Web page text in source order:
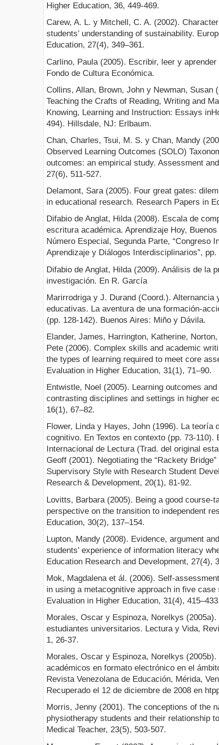
Higher Education, 36, 449-469.
Carew, A. L. y Mitchell, C. A. (2002).
students’ understanding of sustainability.
Education, 27(4), 349–361.
Carlino, Paula (2005). Escribir, leer y
Fondo de Cultura Económica.
Collins, Allan, Brown, John y Newman, Susan
Teaching the Crafts of Reading, Writing and
Knowing, Learning and Instruction: Essays
494). Hillsdale, NJ: Erlbaum.
Chan, Charles, Tsui, M. S. y Chan, Mandy
Observed Learning Outcomes (SOLO)
outcomes: an empirical study. Assessment
27(6), 511-527.
Delamont, Sara (2005). Four great gates:
in educational research. Research Papers in
Difabio de Anglat, Hilda (2008). Escala de
escritura académica. Aprendizaje Hoy,
Número Especial, Segunda Parte, “Congreso
Aprendizaje y Diálogos Interdisciplinarios”, pp.
Difabio de Anglat, Hilda (2009). Análisis de la
investigación. En R. García
Marirrodriga y J. Durand (Coord.).
educativas. La aventura de una formación-
(pp. 128-142). Buenos Aires: Miño y Dávila.
Elander, James, Harrington, Katherine,
Pete (2006). Complex skills and academic
the types of learning required to meet core
Evaluation in Higher Education, 31(1), 71–90.
Entwistle, Noel (2005). Learning outcomes
contrasting disciplines and settings in higher
16(1), 67–82.
Flower, Linda y Hayes, John (1996). La teoría
cognitivo. En Textos en contexto (pp. 73-110).
Internacional de Lectura (Trad. del original
Geoff (2001). Negotiating the “Rackety
Supervisory Style with Research Student
Research & Development, 20(1), 81-92.
Lovitts, Barbara (2005). Being a good course-
perspective on the transition to independent
Education, 30(2), 137–154.
Lupton, Mandy (2008). Evidence, argument
students’ experience of information literacy
Education Research and Development, 27(4),
Mok, Magdalena et ál. (2006). Self-
in using a metacognitive approach in five
Evaluation in Higher Education, 31(4),
Morales, Oscar y Espinoza, Norelkys
estudiantes universitarios. Lectura y Vida,
1, 26-37.
Morales, Oscar y Espinoza, Norelkys
académicos en formato electrónico en el
Revista Venezolana de Educación, Mérida,
Recuperado el 12 de diciembre de 2008 en
Morris, Jenny (2001). The conceptions of the
physiotherapy students and their relationship
Medical Teacher, 23(5), 503-507.